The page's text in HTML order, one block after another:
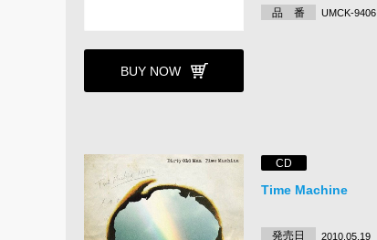
BUY NOW
品 番 UMCK-9406
CD
Time Machine
発売日 2010.05.19